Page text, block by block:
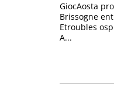
GiocAosta
Brissogne
Etroubles
A...